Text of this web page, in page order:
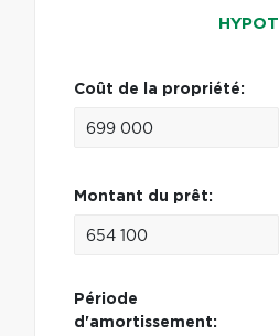
Coût de la propriété:
Montant du prêt:
Période
d'amortissement: